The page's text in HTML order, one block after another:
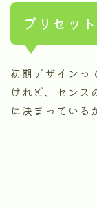
プリセッ
初期デザインっ
けれど、センス
に決まっている